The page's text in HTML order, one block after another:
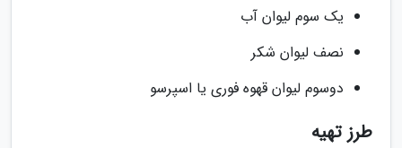
یک سوم لیوان آب
نصف لیوان شکر
دوسوم لیوان قهوه فوری یا اسپرسو
طرز تهیه